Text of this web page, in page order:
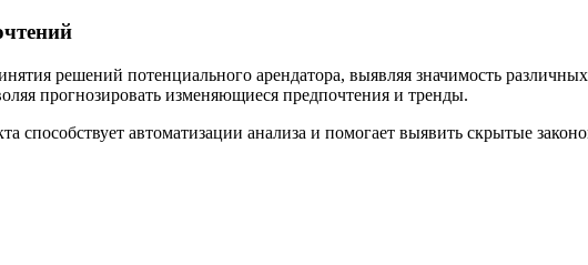
решений потенциального арендатора, выявляя значимость
прогнозировать изменяющиеся предпочтения и тренды.
способствует автоматизации анализа и помогает выявить скрытые